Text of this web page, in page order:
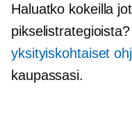
Haluatko kokeilla
yksityiskohtaiset
kaupassasi.